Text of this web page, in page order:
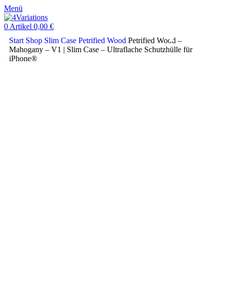
Menü
0 Artikel 0,00 €
Start Shop Slim Case Petrified Wood Petrified Wood –
Mahogany – V1 | Slim Case – Ultraflache Schutzhülle für
iPhone®